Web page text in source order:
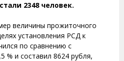
2348 человек.
величины прожиточного
установления РСД к
по сравнению с
% и составил 8624 рубля,